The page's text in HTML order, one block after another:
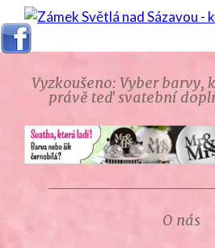
Vyzkoušeno: Vyber barvy,
právě teď svatební
O nás